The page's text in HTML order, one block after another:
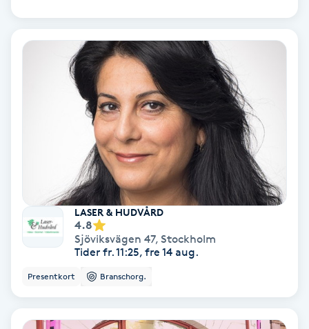
Skäggfärgning
Skäggklippning
Skäggtrimmning
Slingor
Spa
LASER & HUDVÅRD
4.8
Sjöviksvägen 47, Stockholm
Tider fr. 11:25, fre 14 aug.
Presentkort Branschorg.